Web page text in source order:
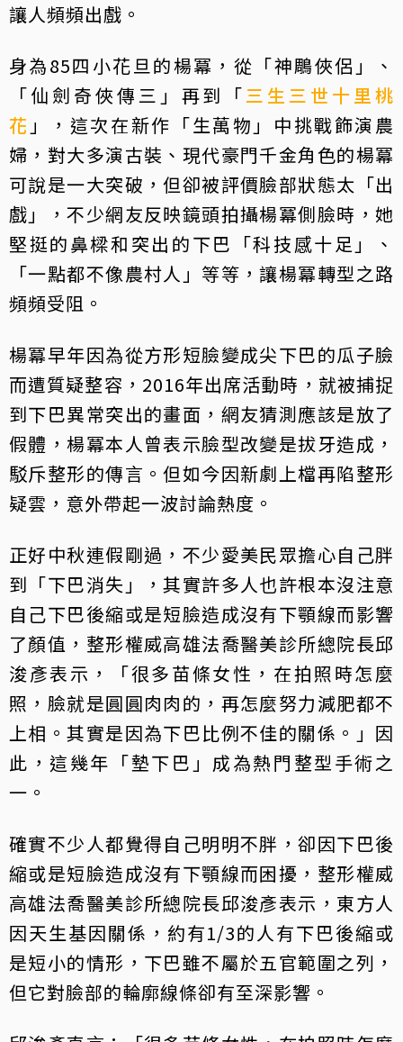
讓人頻頻出戲。
身為85四小花旦的楊冪，從「神鵰俠侶」、
「仙劍奇俠傳三」再到「三生三世十里桃
花 」，這次在新作「生萬物」中挑戰飾演農
婦，對大多演古裝、現代豪門千金角色的楊冪
可說是一大突破，但卻被評價臉部狀態太「出
戲」，不少網友反映鏡頭拍攝楊冪側臉時，她
堅挺的鼻樑和突出的下巴「科技感十足」、
「一點都不像農村人」等等，讓楊冪轉型之路
頻頻受阻。
楊冪早年因為從方形短臉變成尖下巴的瓜子臉
而遭質疑整容，2016年出席活動時，就被捕捉
到下巴異常突出的畫面，網友猜測應該是放了
假體，楊冪本人曾表示臉型改變是拔牙造成，
駁斥整形的傳言。但如今因新劇上檔再陷整形
疑雲，意外帶起一波討論熱度。
正好中秋連假剛過，不少愛美民眾擔心自己胖
到「下巴消失」，其實許多人也許根本沒注意
自己下巴後縮或是短臉造成沒有下顎線而影響
了顏值，整形權威高雄法喬醫美診所總院長邱
浚彥表示，「很多苗條女性，在拍照時怎麼
照，臉就是圓圓肉肉的，再怎麼努力減肥都不
上相。其實是因為下巴比例不佳的關係。」因
此，這幾年「墊下巴」成為熱門整型手術之
一。
確實不少人都覺得自己明明不胖，卻因下巴後
縮或是短臉造成沒有下顎線而困擾，整形權威
高雄法喬醫美診所總院長邱浚彥表示，東方人
因天生基因關係，約有1/3的人有下巴後縮或
是短小的情形，下巴雖不屬於五官範圍之列，
但它對臉部的輪廓線條卻有至深影響。